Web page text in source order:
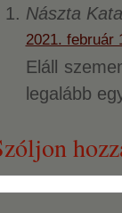
Nászta
2021. február
Eláll
legalább